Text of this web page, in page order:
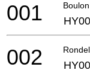
001
002